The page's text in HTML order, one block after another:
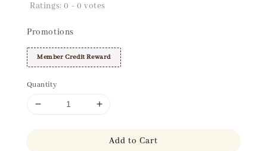
Ratings:0 - 0 votes
Promotions
Member Credit Reward
Quantity
Add to Cart